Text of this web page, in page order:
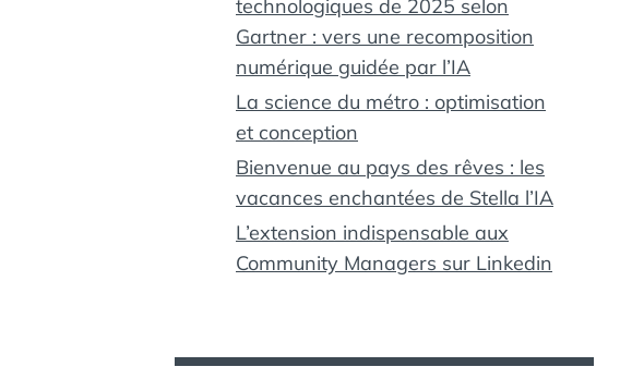
technologiques de 2025 selon
Gartner : vers une recomposition
numérique guidée par l’IA
La science du métro : optimisation
et conception
Bienvenue au pays des rêves : les
vacances enchantées de Stella l’IA
L’extension indispensable aux
Community Managers sur Linkedin